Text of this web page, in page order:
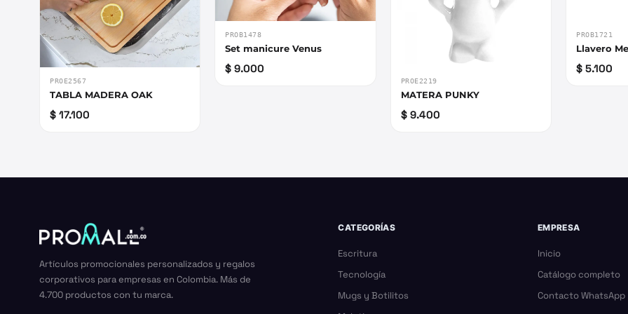
PROE2567
TABLA MADERA OAK
$ 17.100
PROB1478
Set manicure Venus
$ 9.000
PROE2219
MATERA PUNKY
$ 9.400
PROB1721
Llavero
$ 5.100
Artículos promocionales personalizados y regalos
corporativos para empresas en Colombia. Más de
4.700 productos con tu marca.
CATEGORÍAS
Escritura
Tecnología
Mugs y Botilitos
EMPRESA
Inicio
Catálogo completo
Contacto WhatsApp